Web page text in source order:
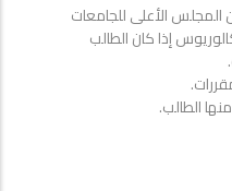
الأعلى للجامعات
إذا كان الطالب
الطالب.